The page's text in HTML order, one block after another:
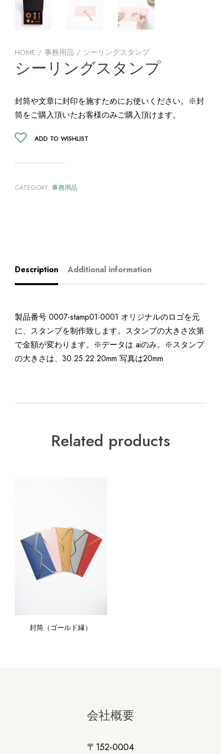
HOME / 事務用品 / シーリングスタンプ
シーリングスタンプ
封筒や文章に封印を施すためにお使いください。※封
筒をご購入頂いたお客様のみご購入頂けます。
ADD TO WISHLIST
CATEGORY: 事務用品
Description Additional information
製品番号 0007-stamp01-0001 オリジナルのロゴを元
に、スタンプを制作致します。スタンプの大きさ次第
で金額が変わります。※データは.aiのみ。※スタンプ
の大きさは、30.25.22.20mm 写真は20mm
Related products
封筒（ゴールド縁）
会社概要
〒152-0004